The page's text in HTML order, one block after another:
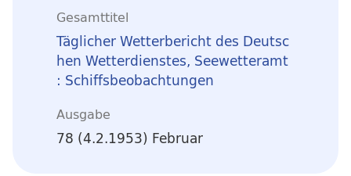
Gesamttitel
Täglicher Wetterbericht des Deutsc
hen Wetterdienstes, Seewetteramt
: Schiffsbeobachtungen
Ausgabe
78 (4.2.1953) Februar